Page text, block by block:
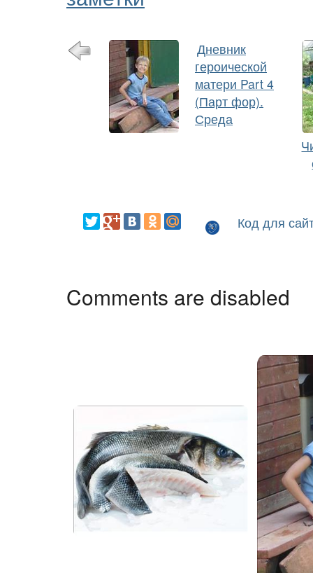
Дневник
героической
матери Part 4
(Парт фор).
Среда
Код для
Comments are disabled